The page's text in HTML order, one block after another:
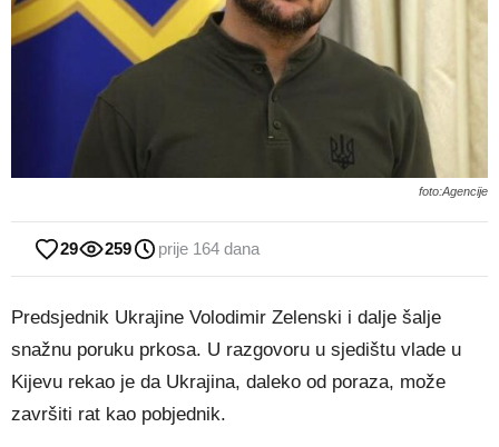
foto:Agencije
29 259 prije 164 dana
Predsjednik Ukrajine Volodimir Zelenski i dalje šalje
snažnu poruku prkosa. U razgovoru u sjedištu vlade u
Kijevu rekao je da Ukrajina, daleko od poraza, može
završiti rat kao pobjednik.